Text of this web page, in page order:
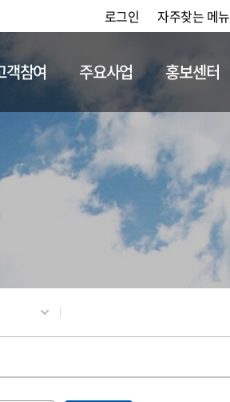
로그인 자주찾는 메뉴
채용정보
객참여 주요사업 홍보센터